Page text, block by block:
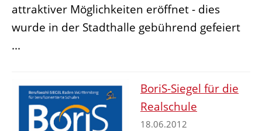
attraktiver Möglichkeiten eröffnet - dies
wurde in der Stadthalle gebührend gefeiert
...
BoriS-Siegel für die
Realschule
18.06.2012